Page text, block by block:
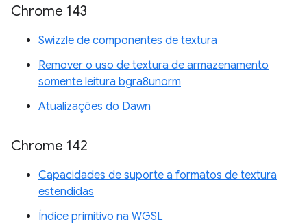
Chrome 143
Swizzle de componentes de textura
Remover o uso de textura de armazenamento
somente leitura bgra8unorm
Atualizações do Dawn
Chrome 142
Capacidades de suporte a formatos de textura
estendidas
Índice primitivo na WGSL